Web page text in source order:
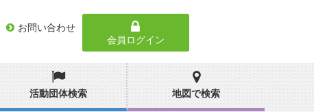
お問い合わせ
会員ログイン
活動団体検索 地図で検索